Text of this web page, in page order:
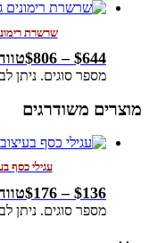
שרשרת
$644
–
$806 טווח
מספר סוגים. ניתן
מוצרים משודרגים
עגילי כסף
$136
–
$176 טווח
מספר סוגים. ניתן